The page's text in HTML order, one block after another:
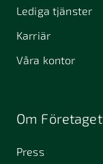
Lediga tjänster
Karriär
Våra kontor
Om Företaget
Press